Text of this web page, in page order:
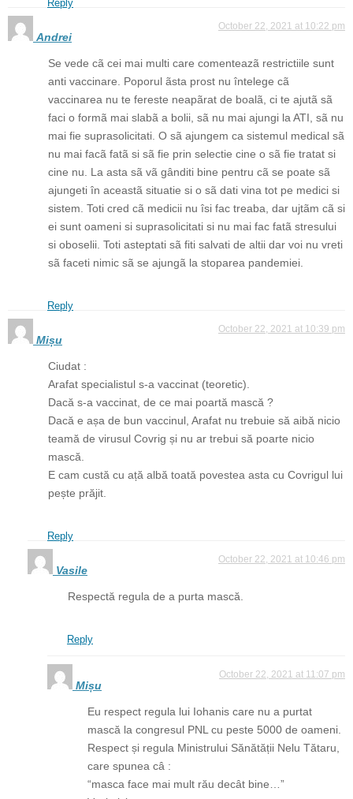
Reply
Andrei
October 22, 2021 at 10:22 pm
Se vede cã cei mai multi care comenteazã restrictiile sunt
anti vaccinare. Poporul ãsta prost nu întelege cã
vaccinarea nu te fereste neapãrat de boalã, ci te ajutã sã
faci o formã mai slabã a bolii, sã nu mai ajungi la ATI, sã nu
mai fie suprasolicitati. O sã ajungem ca sistemul medical sã
nu mai facã fatã si sã fie prin selectie cine o sã fie tratat si
cine nu. La asta sã vã gânditi bine pentru cã se poate sã
ajungeti în aceastã situatie si o sã dati vina tot pe medici si
sistem. Toti cred cã medicii nu îsi fac treaba, dar ujtãm cã si
ei sunt oameni si suprasolicitati si nu mai fac fatã stresului
si oboselii. Toti asteptati sã fiti salvati de altii dar voi nu vreti
sã faceti nimic sã se ajungã la stoparea pandemiei.
Reply
Mișu
October 22, 2021 at 10:39 pm
Ciudat :
Arafat specialistul s-a vaccinat (teoretic).
Dacă s-a vaccinat, de ce mai poartă mască ?
Dacă e așa de bun vaccinul, Arafat nu trebuie să aibă nicio
teamă de virusul Covrig și nu ar trebui să poarte nicio
mască.
E cam custă cu ață albă toată povestea asta cu Covrigul lui
pește prăjit.
Reply
Vasile
October 22, 2021 at 10:46 pm
Respectă regula de a purta mască.
Reply
Mișu
October 22, 2021 at 11:07 pm
Eu respect regula lui Iohanis care nu a purtat
mască la congresul PNL cu peste 5000 de oameni.
Respect și regula Ministrului Sănătății Nelu Tătaru,
care spunea câ :
“masca face mai mult rău decât bine…”